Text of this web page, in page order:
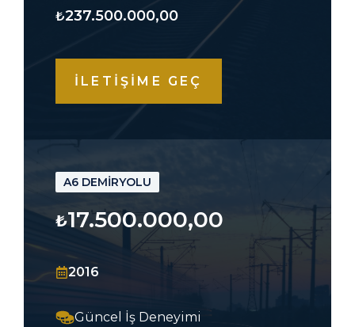
₺237.500.000,00
İLETİŞİME GEÇ
A6 DEMİRYOLU
₺17.500.000,00
2016
Güncel İş Deneyimi